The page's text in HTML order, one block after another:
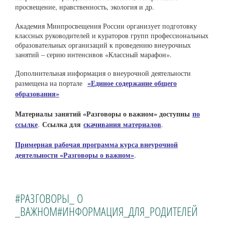
просвещение, нравственность, экология и др.
Академия Минпросвещения России организует подготовку
классных руководителей и кураторов групп профессиональных
образовательных организаций к проведению внеурочных
занятий – серию интенсивов «Классный марафон».
Дополнительная информация о внеурочной деятельности
размещена на портале «Единое содержание общего
образования»
Материалы занятий «Разговоры о важном» доступны по
ссылке. Ссылка для скачивания материалов.
Примерная рабочая программа курса внеурочной
деятельности «Разговоры о важном».
#РАЗГОВОРЫ_ О
_ВАЖНОМ#ИНФОРМАЦИЯ_ДЛЯ_РОДИТЕЛЕЙ